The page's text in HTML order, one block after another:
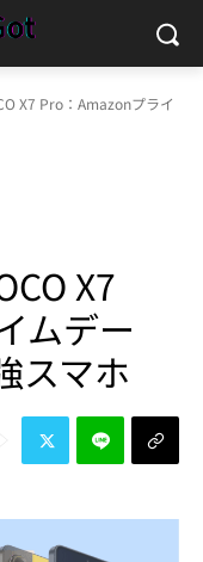
X7 Pro：Amazonプライ
X7
ムデー
スマホ